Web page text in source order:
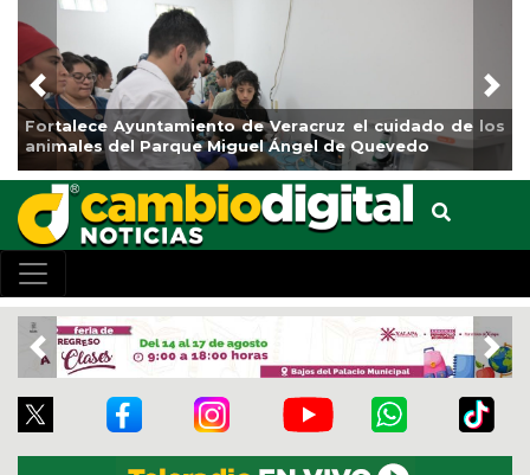
de Veracruz el cuidado de los
Ángel de Quevedo
La ciudad de Veracruz
de Reforestación 2026
Previous
Previous